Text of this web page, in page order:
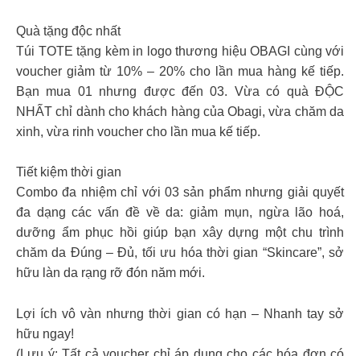
Quà tặng độc nhất
Túi TOTE tặng kèm in logo thương hiệu OBAGI cùng với
voucher giảm từ 10% – 20% cho lần mua hàng kế tiếp.
Bạn mua 01 nhưng được đến 03. Vừa có quà ĐỘC
NHẤT chỉ dành cho khách hàng của Obagi, vừa chăm da
xinh, vừa rinh voucher cho lần mua kế tiếp.
Tiết kiệm thời gian
Combo đa nhiệm chỉ với 03 sản phẩm nhưng giải quyết
đa dạng các vấn đề về da: giảm mụn, ngừa lão hoá,
dưỡng ẩm phục hồi giúp bạn xây dựng một chu trình
chăm da Đúng – Đủ, tối ưu hóa thời gian “Skincare”, sở
hữu làn da rạng rỡ đón năm mới.
Lợi ích vô vàn nhưng thời gian có hạn – Nhanh tay sở
hữu ngay!